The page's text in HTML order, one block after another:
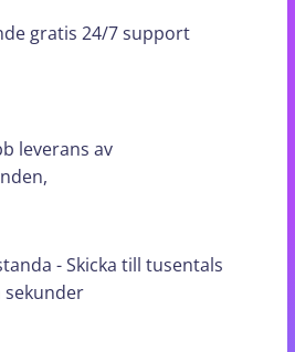
gratis 24/7 support
leverans av
- Skicka till tusentals
sekunder